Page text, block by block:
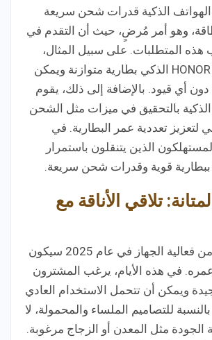
الذكية قدرات شحن سريعة
وهو أمر مُرضٍ، حيث أن التقدم في
هذه المتطلبات. على سبيل المثال،
يوفر هاتف HONOR X8c الذكي بطارية متوازنة ويمكن
دون أي قيود. بالإضافة إلى ذلك، يقوم
بالتحقيق في ميزات مثل الشحن
لتعزيز تعددية عمر البطارية. في
الذين يتنقلون باستمرار
ببطارية قوية وقدرات شحن سريعة.
تلاقي الأناقة مع
حتى أكثر أهمية من فعالية الجهاز في عام 2025 سيكون
في هذه الأيام، يرغب المشترون
ويمكن أن تتحمل الاستخدام العادي
للتصاميم الملساء والمحمولة، لا
الجودة مثل المعدن أو الزجاج مرغوبة.